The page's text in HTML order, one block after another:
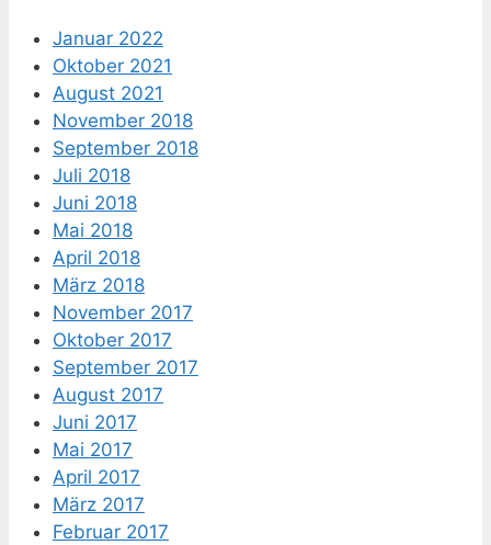
Januar 2022
Oktober 2021
August 2021
November 2018
September 2018
Juli 2018
Juni 2018
Mai 2018
April 2018
März 2018
November 2017
Oktober 2017
September 2017
August 2017
Juni 2017
Mai 2017
April 2017
März 2017
Februar 2017